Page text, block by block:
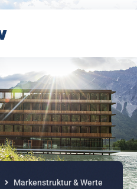
Markenstruktur & Werte